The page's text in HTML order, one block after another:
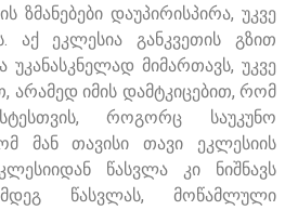
ზმანებები დაუპირისპირა, უკვე
აქ ეკლესია განკვეთის გზით
მიმართავს, უკვე
იმის დამტკიცებით, რომ
როგორც საუკუნო
მან თავისი თავი ეკლესიის
წასვლა კი ნიშნავს
წასვლას, მოწამლული